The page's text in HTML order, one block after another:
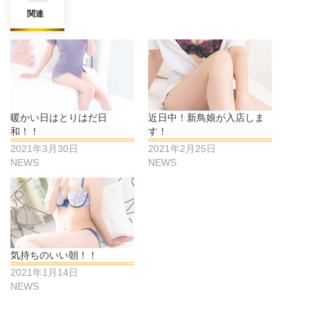
関連
暖かい日はとりはだ日
和！！
2021年3月30日
NEWS
近日中！新鳥娘が入店しま
す！
2021年2月25日
NEWS
気持ちのいい朝！！
2021年1月14日
NEWS